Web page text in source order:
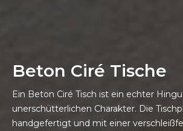
Beton Ciré Tische
Ein Beton Ciré Tisch ist ein echter
unerschütterlichen Charakter. Die
handgefertigt und mit einer